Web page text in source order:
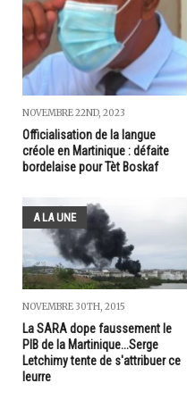
NOVEMBRE 22ND, 2023
Officialisation de la langue
créole en Martinique : défaite
bordelaise pour Tèt Boskaf
A LA UNE
NOVEMBRE 30TH, 2015
La SARA dope faussement le
PIB de la Martinique...Serge
Letchimy tente de s'attribuer ce
leurre